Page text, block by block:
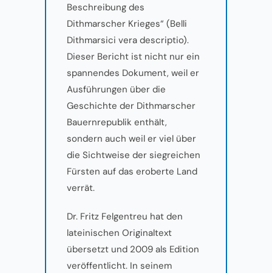
Beschreibung des
Dithmarscher Krieges“ (Belli
Dithmarsici vera descriptio).
Dieser Bericht ist nicht nur ein
spannendes Dokument, weil er
Ausführungen über die
Geschichte der Dithmarscher
Bauernrepublik enthält,
sondern auch weil er viel über
die Sichtweise der siegreichen
Fürsten auf das eroberte Land
verrät.
Dr. Fritz Felgentreu hat den
lateinischen Originaltext
übersetzt und 2009 als Edition
veröffentlicht. In seinem